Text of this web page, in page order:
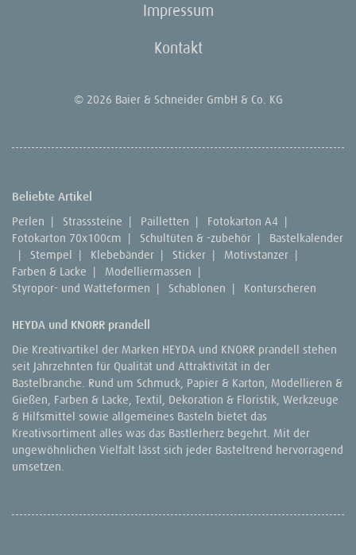
Impressum
Kontakt
© 2026 Baier & Schneider GmbH & Co. KG
Beliebte Artikel
Perlen | Strasssteine | Pailletten | Fotokarton A4 |
Fotokarton 70x100cm | Schultüten & -zubehör |
Bastelkalender
|
Stempel | Klebebänder | Sticker | Motivstanzer |
Farben & Lacke | Modelliermassen |
Styropor- und Watteformen | Schablonen | Konturscheren
HEYDA und KNORR prandell
Die Kreativartikel der Marken HEYDA und KNORR prandell stehen
seit Jahrzehnten für Qualität und Attraktivität in der
Bastelbranche. Rund um Schmuck, Papier & Karton, Modellieren &
Gießen, Farben & Lacke, Textil, Dekoration & Floristik, Werkzeuge
& Hilfsmittel sowie allgemeines Basteln bietet das
Kreativsortiment alles was das Bastlerherz begehrt. Mit der
ungewöhnlichen Vielfalt lässt sich jeder Basteltrend hervorragend
umsetzen.